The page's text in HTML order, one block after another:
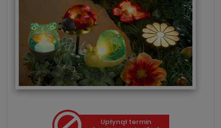
Upłynął termin